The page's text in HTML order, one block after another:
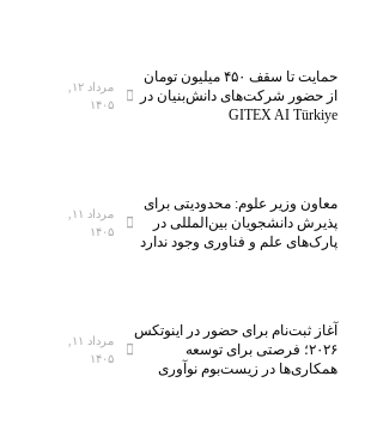
حمایت تا سقف ۴۵۰ میلیون تومان
از حضور شرکت‌های دانش‌بنیان در
GITEX AI Türkiye
۱۴۰۵
معاون وزیر علوم: محدودیتی برای
پذیرش دانشجویان بین‌المللی در
پارک‌های علم و فناوری وجود ندارد
۱۴۰۵
آغاز ثبت‌نام برای حضور در اینوتکس
۲۰۲۶؛ فرصتی برای توسعه
همکاری‌ها در زیست‌بوم نوآوری
۱۴۰۵